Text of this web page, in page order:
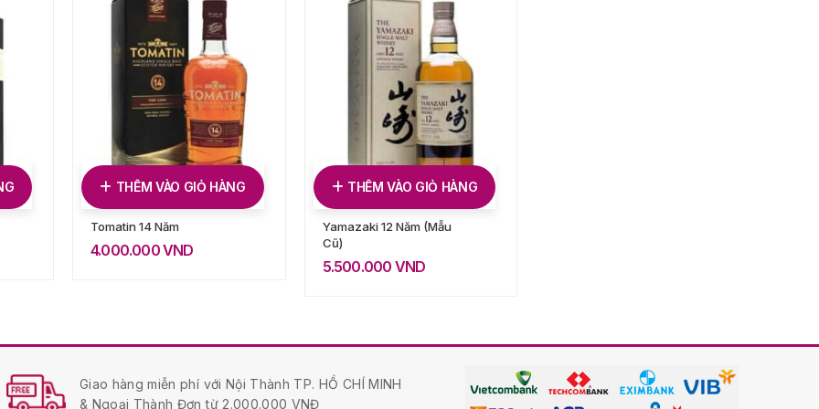
THÊM VÀO GIỎ HÀNG
Tomatin 14 Năm
4.000.000VND
THÊM VÀO GIỎ HÀNG
Yamazaki 12 Năm (Mẫu
Cũ)
5.500.000 VND
Giao hàng miễn phí với Nội Thành TP. HỒ CHÍ MINH
& Ngoại Thành Đơn từ 2.000.000 VNĐ